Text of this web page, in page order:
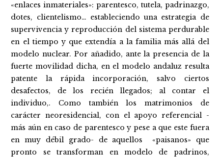
«enlaces inmateriales»: parentesco, tutela, padrinazgo,
dotes, clientelismo… estableciendo una estrategia de
supervivencia y reproducción del sistema perdurable
en el tiempo y que extendía a la familia más allá del
modelo nuclear. Por añadido, ante la presencia de la
fuerte movilidad dicha, en el modelo andaluz resulta
patente la rápida incorporación, salvo ciertos
desafectos, de los recién llegados; al contar el
individuo,. Como también los matrimonios de
carácter neoresidencial, con el apoyo referencial -
más aún en caso de parentesco y pese a que este fuera
en muy débil grado- de aquellos «paisanos» que
pronto se transforman en modelo de padrinos,